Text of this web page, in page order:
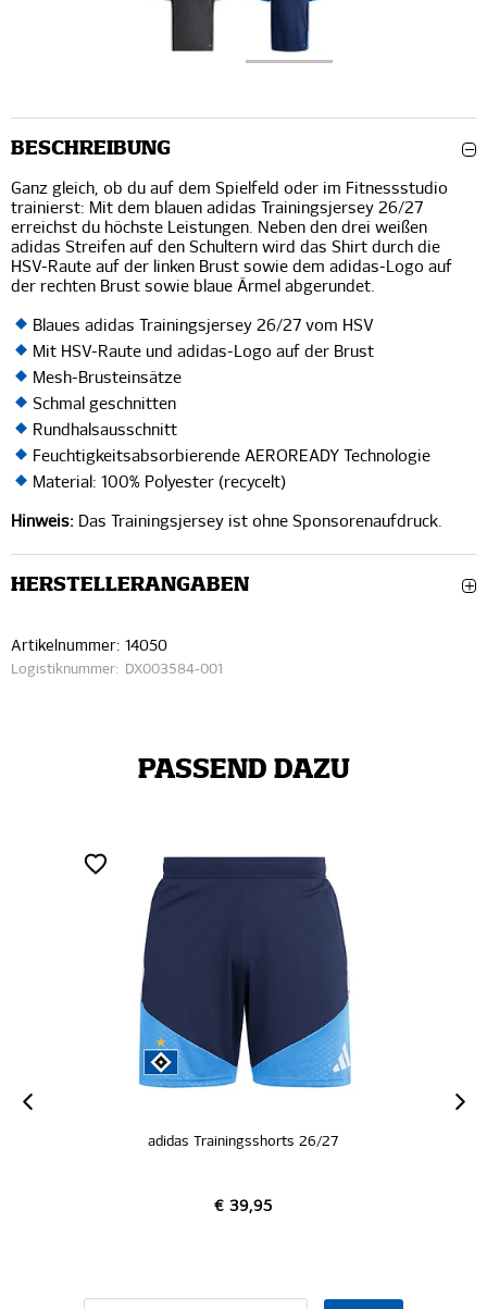
BESCHREIBUNG
Ganz gleich, ob du auf dem Spielfeld oder im Fitnessstudio
trainierst: Mit dem blauen adidas Trainingsjersey 26/27
erreichst du höchste Leistungen. Neben den drei weißen
adidas Streifen auf den Schultern wird das Shirt durch die
HSV-Raute auf der linken Brust sowie dem adidas-Logo auf
der rechten Brust sowie blaue Ärmel abgerundet.
Blaues adidas Trainingsjersey 26/27 vom HSV
Mit HSV-Raute und adidas-Logo auf der Brust
Mesh-Brusteinsätze
Schmal geschnitten
Rundhalsausschnitt
Feuchtigkeitsabsorbierende AEROREADY Technologie
Material: 100% Polyester (recycelt)
Hinweis: Das Trainingsjersey ist ohne Sponsorenaufdruck.
HERSTELLERANGABEN
Artikelnummer: 14050
Logistiknummer: DX003584-001
PASSEND DAZU
adidas Trainingsshorts 26/27
€ 39,95